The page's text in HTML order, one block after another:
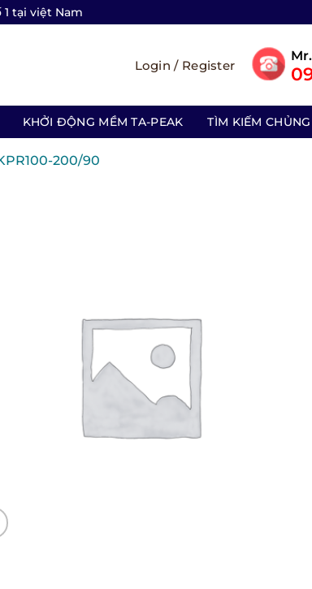
tại việt Nam
Login / Register
KHỞI ĐỘNG MỀM TA-PEAK TÌM KIẾM
200/90